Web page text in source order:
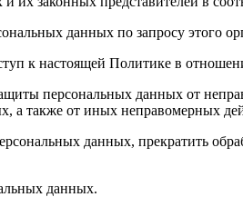
данных по запросу этого
к настоящей Политике в
персональных данных от
а также от иных неправомерных
данных, прекратить
данных.